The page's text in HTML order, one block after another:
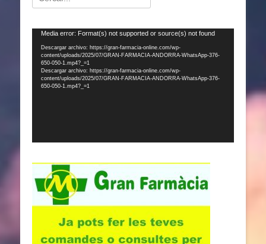
Reproductor
vídeo
Media error: Format(s) not supported or source(s) not found
Descargar archivo: https://gran-farmacia-online.com/wp-
content/uploads/2025/07/GRAN-FARMACIA-ANDORRA-WhatsApp-376-
650-050-1.mp4?_=1
Descargar archivo: https://gran-farmacia-online.com/wp-
content/uploads/2025/07/GRAN-FARMACIA-ANDORRA-WhatsApp-376-
650-050-1.mp4?_=1